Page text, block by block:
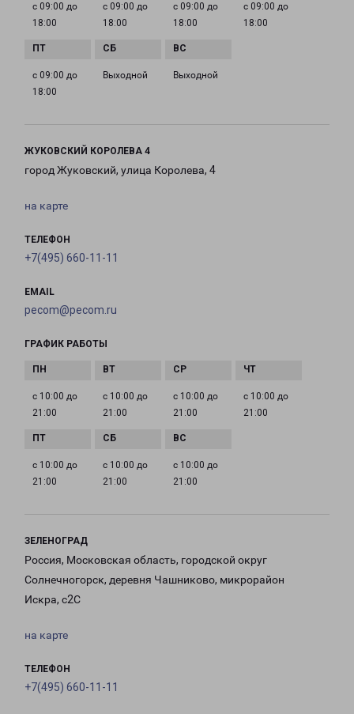
с 09:00 до
18:00
с 09:00 до
18:00
с 09:00 до
18:00
с 09:00 до
18:00
с 09:00 до
18:00
Выходной Выходной
ЖУКОВСКИЙ КОРОЛЕВА 4
город Жуковский, улица Королева, 4
на карте
ТЕЛЕФОН
+7(495) 660-11-11
EMAIL
pecom@pecom.ru
ГРАФИК РАБОТЫ
с 10:00 до
21:00
с 10:00 до
21:00
с 10:00 до
21:00
с 10:00 до
21:00
с 10:00 до
21:00
с 10:00 до
21:00
с 10:00 до
21:00
ЗЕЛЕНОГРАД
Россия, Московская область, городской округ
Солнечногорск, деревня Чашниково, микрорайон
Искра, с2С
на карте
ТЕЛЕФОН
+7(495) 660-11-11